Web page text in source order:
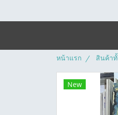
หน้าแรก สินค้า
New